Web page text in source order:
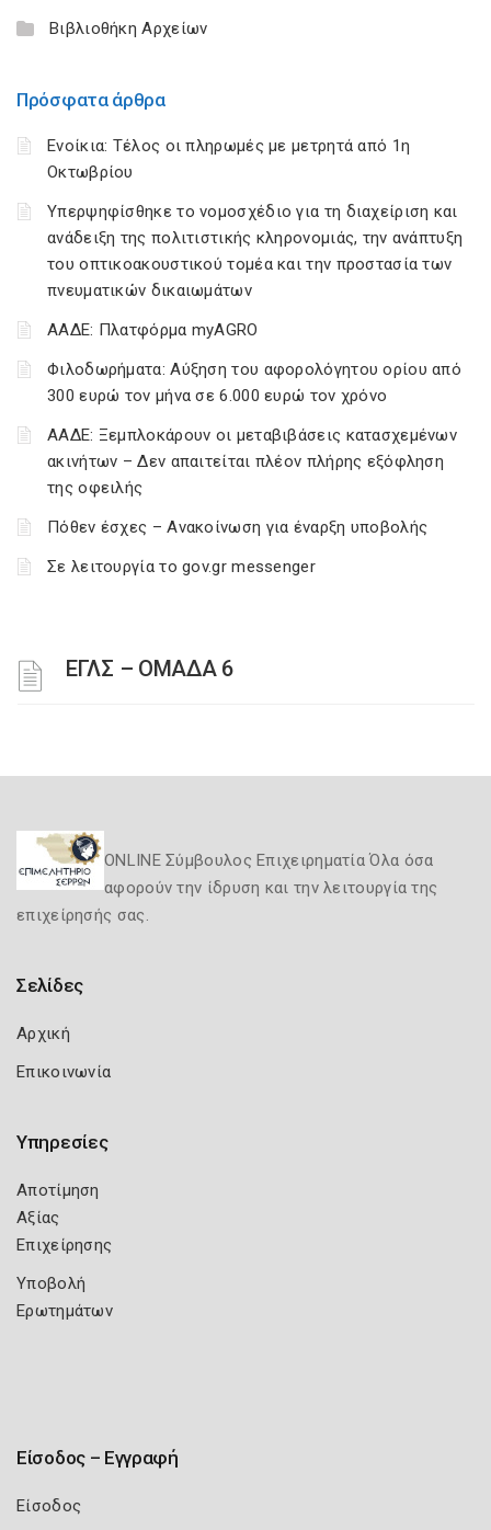
Βιβλιοθήκη Αρχείων
Πρόσφατα άρθρα
Ενοίκια: Τέλος οι πληρωμές με μετρητά από 1η
Οκτωβρίου
Υπερψηφίσθηκε το νομοσχέδιο για τη διαχείριση και
ανάδειξη της πολιτιστικής κληρονομιάς, την ανάπτυξη
του οπτικοακουστικού τομέα και την προστασία των
πνευματικών δικαιωμάτων
ΑΑΔΕ: Πλατφόρμα myAGRO
Φιλοδωρήματα: Αύξηση του αφορολόγητου ορίου από
300 ευρώ τον μήνα σε 6.000 ευρώ τον χρόνο
ΑΑΔΕ: Ξεμπλοκάρουν οι μεταβιβάσεις κατασχεμένων
ακινήτων – Δεν απαιτείται πλέον πλήρης εξόφληση
της οφειλής
Πόθεν έσχες – Ανακοίνωση για έναρξη υποβολής
Σε λειτουργία το gov.gr messenger
ΕΓΛΣ – ΟΜΑΔΑ 6
ONLINE Σύμβουλος Επιχειρηματία Όλα όσα
αφορούν την ίδρυση και την λειτουργία της
επιχείρησής σας.
Σελίδες
Αρχική
Επικοινωνία
Υπηρεσίες
Αποτίμηση
Αξίας
Επιχείρησης
Υποβολή
Ερωτημάτων
Είσοδος – Εγγραφή
Είσοδος